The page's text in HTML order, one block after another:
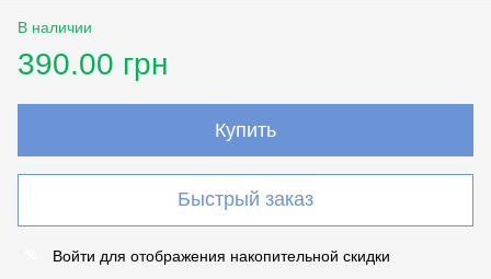
В наличии
390.00 грн
Купить
Быстрый заказ
Войти для отображения накопительной скидки